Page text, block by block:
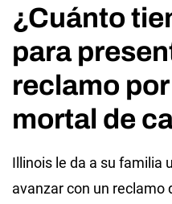
¿Cuánto
para
reclamo
mortal de
Illinois le da a su familia
avanzar con un reclamo